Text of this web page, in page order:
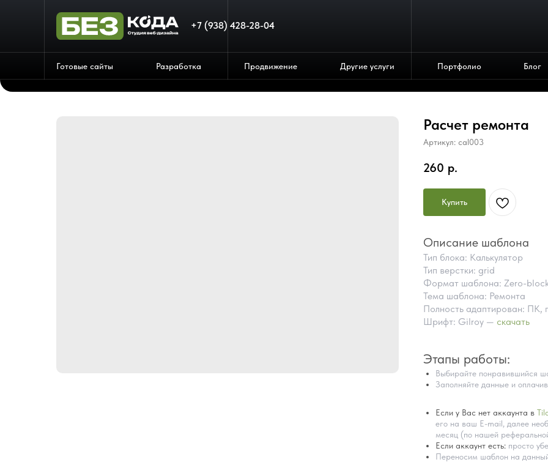
+7 (938) 428-28-04
Готовые сайты Разработка Продвижение Другие услуги Портфолио Блог
Расчет ремонта
Артикул: cal003
260 р.
Купить
Описание шаблона
Тип блока: Калькулятор
Тип верстки: grid
Формат шаблона: Zero-
Тема шаблона: Ремонта
Полность адаптирован: ПК,
Шрифт: Gilroy — скачать
Этапы работы:
Выбирайте понравившийся
Заполняйте данные и
Если у Вас нет аккаунта в
его на ваш E-mail, далее
месяц (по нашей
Если аккаунт есть: просто
Переносим шаблон на